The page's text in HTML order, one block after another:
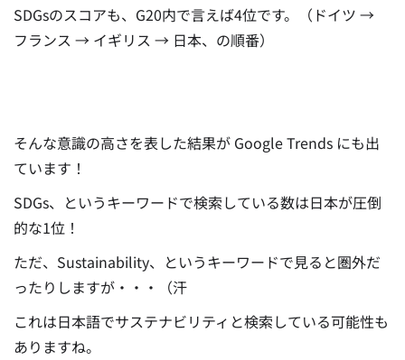
SDGsのスコアも、G20内で言えば4位です。（ドイツ →
フランス → イギリス → 日本、の順番）
そんな意識の高さを表した結果が Google Trends にも出
ています！
SDGs、というキーワードで検索している数は日本が圧倒
的な1位！
ただ、Sustainability、というキーワードで見ると圏外だ
ったりしますが・・・（汗
これは日本語でサステナビリティと検索している可能性も
ありますね。